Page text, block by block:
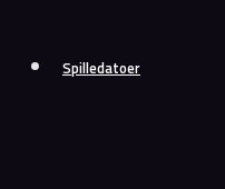
Spilledatoer